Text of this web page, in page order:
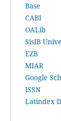
Base
CABI
OALib
SisIB
EZB
MIAR
Google
ISSN
Latindex